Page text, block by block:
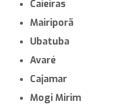
Caieiras
Mairiporã
Ubatuba
Avaré
Cajamar
Mogi Mirim